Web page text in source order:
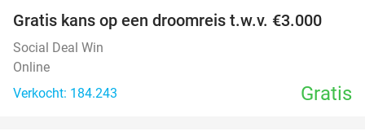
Gratis kans op een droomreis t.w.v. €3.000
Social Deal Win
Online
Verkocht: 184.243
Gratis